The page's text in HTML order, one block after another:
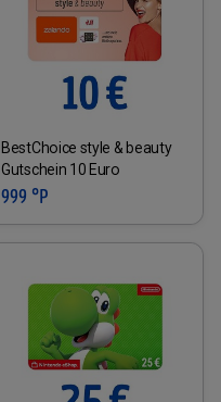
BestChoice style & beauty
Gutschein 10 Euro
999 °P